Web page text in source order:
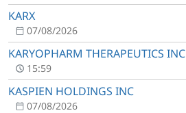
KARX
07/08/2026
KARYOPHARM THERAPEUTICS INC
15:59
KASPIEN HOLDINGS INC
07/08/2026